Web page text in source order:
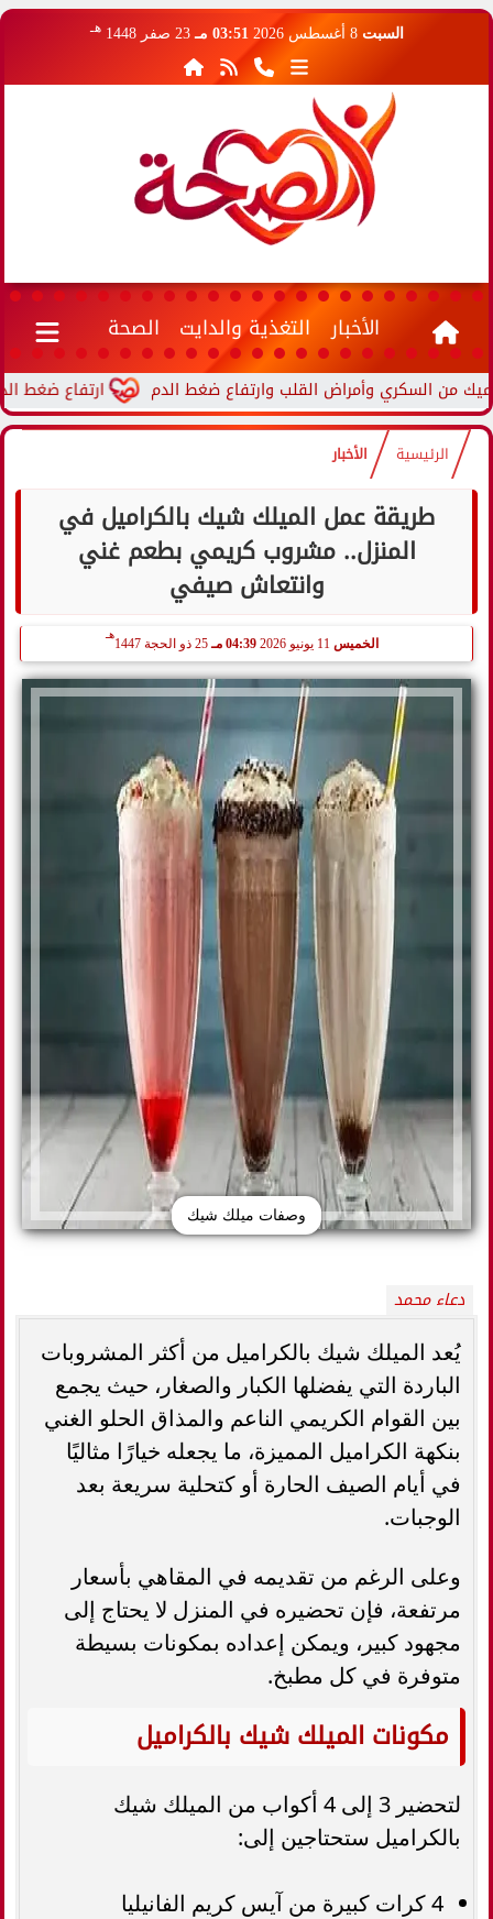
السبت 8 أغسطس 2026 03:51 مـ 23 صفر 1448 هـ
الأخبار التغذية والدايت الصحة
ارتفاع ضغط الدم
الرئيسية الأخبار
طريقة عمل الميلك شيك بالكراميل في
المنزل.. مشروب كريمي بطعم غني
وانتعاش صيفي
الخميس 04:39 مـ 25 ذو الحجة 1447
هـ
وصفات ميلك شيك
دعاء محمد
يُعد الميلك شيك بالكراميل من أكثر المشروبات
الباردة التي يفضلها الكبار والصغار، حيث يجمع
بين القوام الكريمي الناعم والمذاق الحلو الغني
بنكهة الكراميل المميزة، ما يجعله خيارًا مثاليًا
في أيام الصيف الحارة أو كتحلية سريعة بعد
الوجبات.
وعلى الرغم من تقديمه في المقاهي بأسعار
مرتفعة، فإن تحضيره في المنزل لا يحتاج إلى
مجهود كبير، ويمكن إعداده بمكونات بسيطة
متوفرة في كل مطبخ.
مكونات الميلك شيك بالكراميل
لتحضير 3 إلى 4 أكواب من الميلك شيك
بالكراميل ستحتاجين إلى:
4 كرات كبيرة من آيس كريم الفانيليا